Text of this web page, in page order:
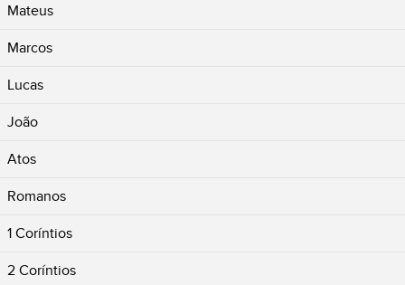
Mateus
Marcos
Lucas
João
Atos
Romanos
1 Coríntios
2 Coríntios